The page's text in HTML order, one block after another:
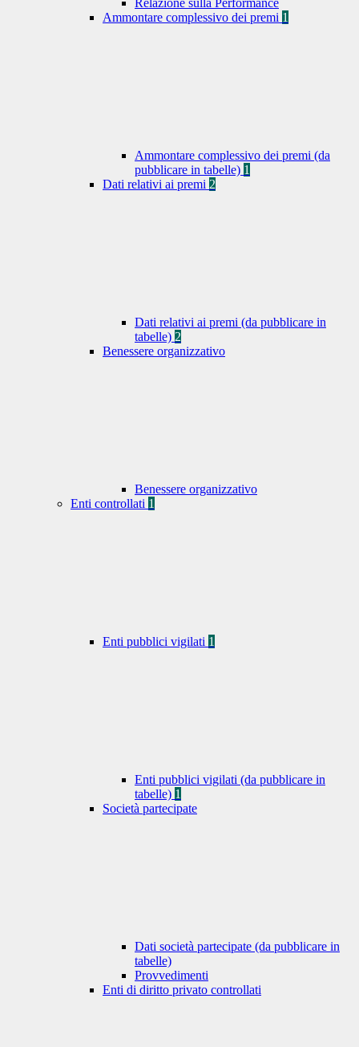
Relazione sulla Performance
Ammontare complessivo dei premi 1
Ammontare complessivo dei premi (da
pubblicare in tabelle) 1
Dati relativi ai premi 2
Dati relativi ai premi (da pubblicare in
tabelle) 2
Benessere organizzativo
Benessere organizzativo
Enti controllati 1
Enti pubblici vigilati 1
Enti pubblici vigilati (da pubblicare in
tabelle) 1
Società partecipate
Dati società partecipate (da pubblicare in
tabelle)
Provvedimenti
Enti di diritto privato controllati